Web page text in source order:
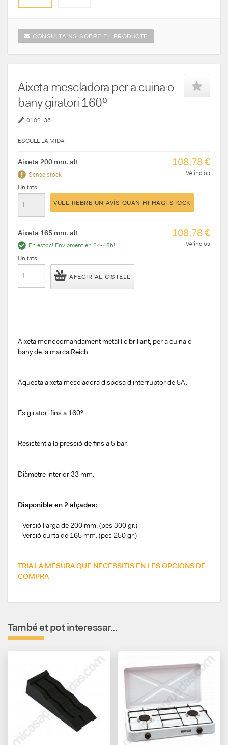
CONSULTA'NS SOBRE EL PRODUCTE
Aixeta mescladora per a cuina o
bany giratori 160º
0102_36
ESCULL LA MIDA:
Aixeta 200 mm. alt
Sense stock
108,78 €
IVA inclòs
Unitats:
VULL REBRE UN AVÍS QUAN HI HAGI STOCK
Aixeta 165 mm. alt
En estoc! Enviament en 24-48h!
108,78 €
IVA inclòs
Unitats:
AFEGIR AL CISTELL
Aixeta monocomandament metàl·lic brillant, per a cuina o
bany de la marca Reich.
Aquesta aixeta mescladora disposa d'interruptor de 5A.
És giratori fins a 160º.
Resistent a la pressió de fins a 5 bar.
Diàmetre interior 33 mm.
Disponible en 2 alçades:
- Versió llarga de 200 mm. (pes 300 gr.)
- Versió curta de 165 mm. (pes 250 gr.)
TRIA LA MESURA QUE NECESSITIS EN LES OPCIONS DE
COMPRA
També et pot interessar...